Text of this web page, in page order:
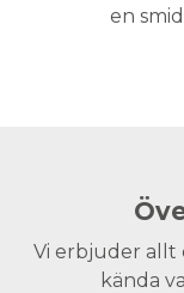
en
Vi erbjuder allt
kända